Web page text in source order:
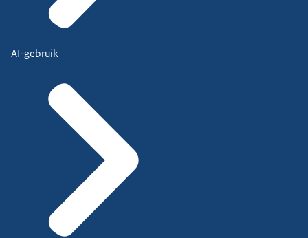
AI-gebruik